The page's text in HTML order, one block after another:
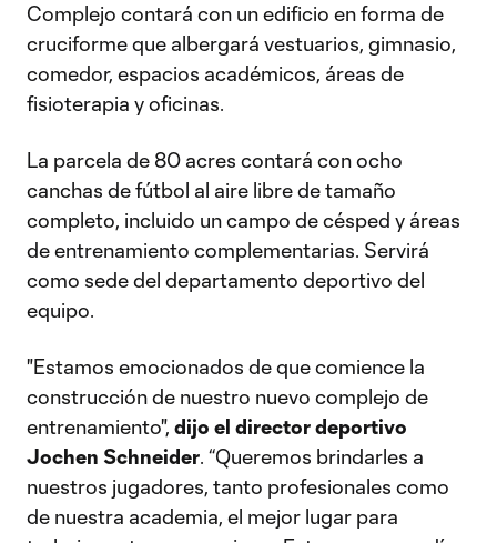
Complejo contará con un edificio en forma de
cruciforme que albergará vestuarios, gimnasio,
comedor, espacios académicos, áreas de
fisioterapia y oficinas.
La parcela de 80 acres contará con ocho
canchas de fútbol al aire libre de tamaño
completo, incluido un campo de césped y áreas
de entrenamiento complementarias. Servirá
como sede del departamento deportivo del
equipo.
"Estamos emocionados de que comience la
construcción de nuestro nuevo complejo de
entrenamiento", dijo el director deportivo
Jochen Schneider. “Queremos brindarles a
nuestros jugadores, tanto profesionales como
de nuestra academia, el mejor lugar para